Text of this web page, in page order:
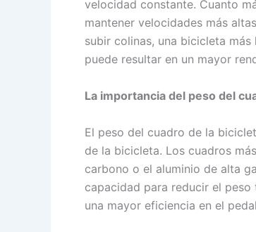
velocidad constante. Cuanto
mantener velocidades más
subir colinas, una bicicleta
puede resultar en un mayor
La importancia del peso del
El peso del cuadro de la
de la bicicleta. Los cuadros
carbono o el aluminio de alta
capacidad para reducir el
una mayor eficiencia en el